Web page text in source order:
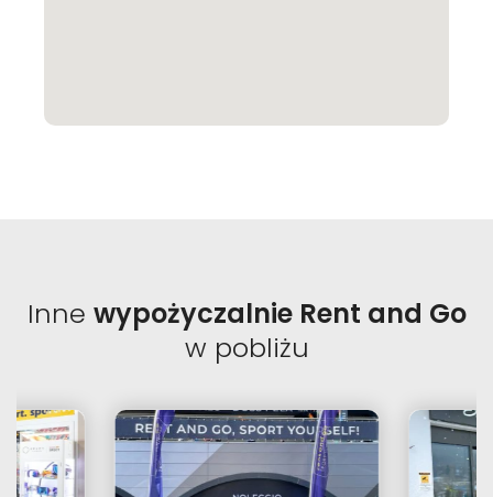
Inne wypożyczalnie Rent and Go
w pobliżu